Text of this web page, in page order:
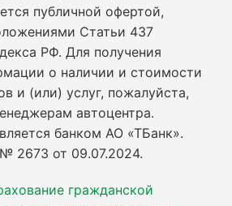
публичной офертой,
Статьи 437
РФ. Для получения
о наличии и стоимости
и (или) услуг, пожалуйста,
автоцентра.
банком АО «ТБанк».
2673 от 09.07.2024.
гражданской